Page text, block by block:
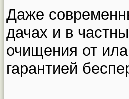
Даже
дачах и в
очищения от
гарантией